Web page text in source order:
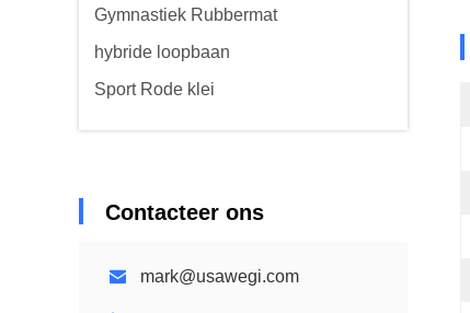
Gymnastiek Rubbermat
hybride loopbaan
Sport Rode klei
Contacteer ons
mark@usawegi.com